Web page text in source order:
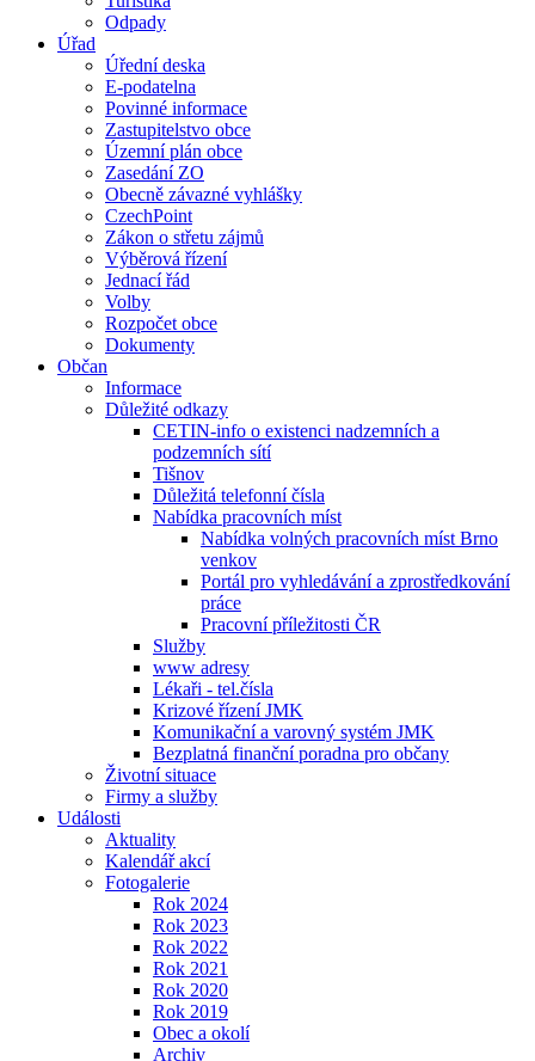
Odpady
Úřad
Úřední deska
E-podatelna
Povinné informace
Zastupitelstvo obce
Územní plán obce
Zasedání ZO
Obecně závazné vyhlášky
CzechPoint
Zákon o střetu zájmů
Výběrová řízení
Jednací řád
Volby
Rozpočet obce
Dokumenty
Občan
Informace
Důležité odkazy
CETIN-info o existenci nadzemních a
podzemních sítí
Tišnov
Důležitá telefonní čísla
Nabídka pracovních míst
Nabídka volných pracovních míst Brno
venkov
Portál pro vyhledávání a zprostředkování
práce
Pracovní příležitosti ČR
Služby
www adresy
Lékaři - tel.čísla
Krizové řízení JMK
Komunikační a varovný systém JMK
Bezplatná finanční poradna pro občany
Životní situace
Firmy a služby
Události
Aktuality
Kalendář akcí
Fotogalerie
Rok 2024
Rok 2023
Rok 2022
Rok 2021
Rok 2020
Rok 2019
Obec a okolí
Archiv